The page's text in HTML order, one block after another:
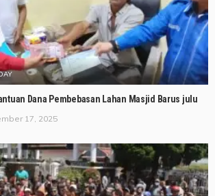
Dana Pembebasan Lahan Masjid Barus julu
17, 2025